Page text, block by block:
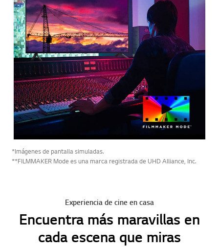
*Imágenes de pantalla simuladas.
**FILMMAKER Mode es una marca registrada de UHD Alliance, Inc.
Experiencia de cine en casa
Encuentra más maravillas en
cada escena que miras